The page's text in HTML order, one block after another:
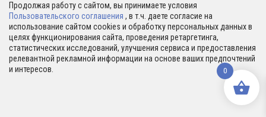
Продолжая работу с сайтом, вы принимаете условия
Пользовательского соглашения , в т.ч. даете согласие на
использование сайтом cookies и обработку персональных данных в
целях функционирования сайта, проведения ретаргетинга,
статистических исследований, улучшения сервиса и предоставления
релевантной рекламной информации на основе ваших предпочтений
и интересов.
0